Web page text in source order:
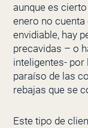
aunque es
enero no
envidiable, hay
precavidas – o
inteligentes- por
paraíso de las
rebajas que se
Este tipo de